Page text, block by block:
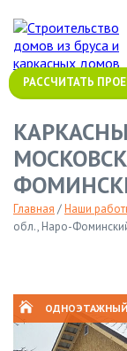
РАССЧИТАТЬ
Главная /Наши
обл., Наро-
ОДНОЭТАЖНЫЙ